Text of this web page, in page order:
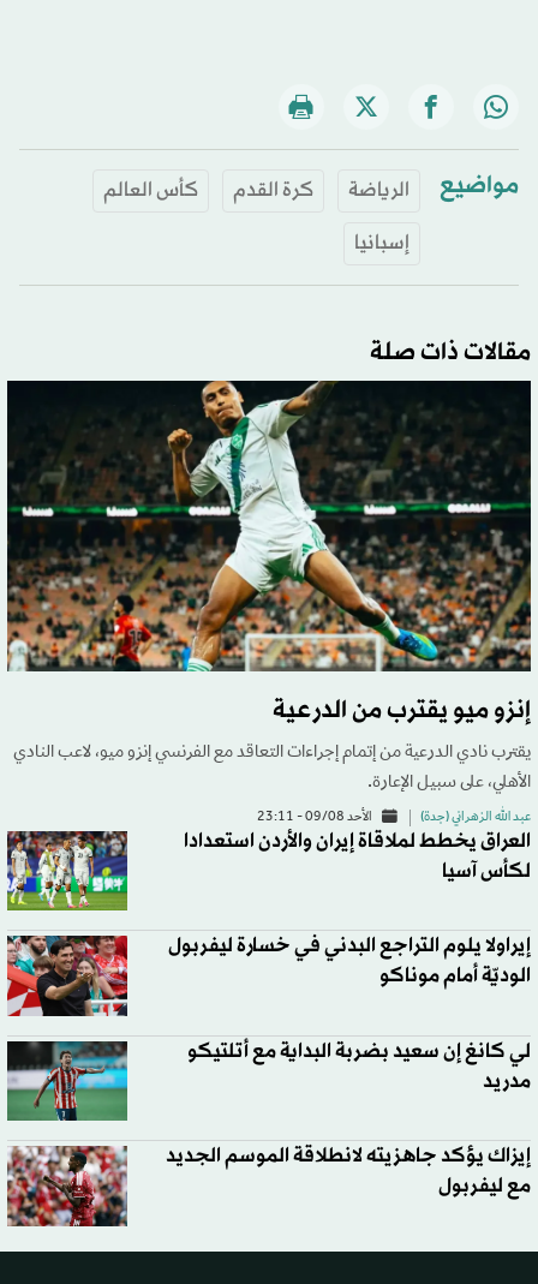
مواضيع الرياضة كرة القدم
كأس العالم
إسبانيا
مقالات ذات صلة
إنزو ميو يقترب من الدرعية
يقترب نادي الدرعية من إتمام إجراءات التعاقد مع الفرنسي إنزو ميو، لاعب النادي
الأهلي، على سبيل الإعارة.
عبد الله الزهراني (جدة) الأحد 09/08 - 23:11
العراق يخطط لملاقاة إيران والأردن استعدادا
لكأس آسيا
إيراولا يلوم التراجع البدني في خسارة ليفربول
الوديّة أمام موناكو
لي كانغ إن سعيد بضربة البداية مع أتلتيكو
مدريد
إيزاك يؤكد جاهزيته لانطلاقة الموسم الجديد
مع ليفربول